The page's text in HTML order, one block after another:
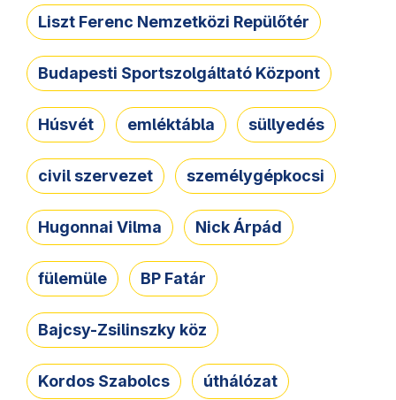
Liszt Ferenc Nemzetközi Repülőtér
Budapesti Sportszolgáltató Központ
Húsvét emléktábla süllyedés
civil szervezet személygépkocsi
Hugonnai Vilma Nick Árpád
fülemüle BP Fatár
Bajcsy-Zsilinszky köz
Kordos Szabolcs úthálózat